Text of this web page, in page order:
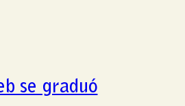
se graduó